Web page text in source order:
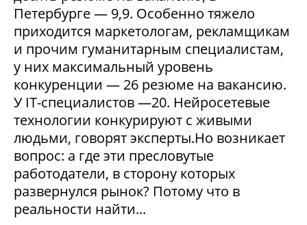
Петербурге — 9,9. Особенно тяжело
приходится маркетологам, рекламщикам
и прочим гуманитарным специалистам,
у них максимальный уровень
конкуренции — 26 резюме на вакансию.
У IT-специалистов —20. Нейросетевые
технологии конкурируют с живыми
людьми, говорят эксперты.Но возникает
вопрос: а где эти пресловутые
работодатели, в сторону которых
развернулся рынок? Потому что в
реальности найти...